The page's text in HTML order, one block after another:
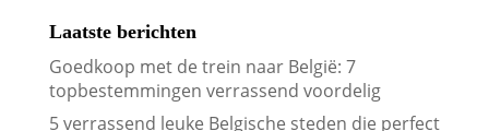
Laatste berichten
Goedkoop met de trein naar België: 7
topbestemmingen verrassend voordelig
5 verrassend leuke Belgische steden die perfect